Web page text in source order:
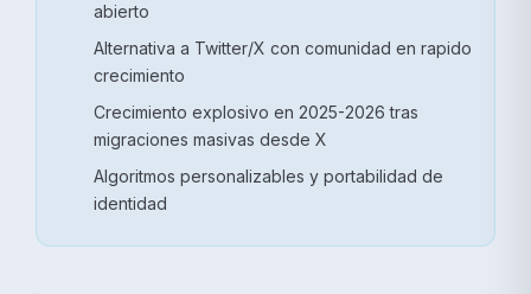
abierto
Alternativa a Twitter/X con comunidad en rapido
crecimiento
Crecimiento explosivo en 2025-2026 tras
migraciones masivas desde X
Algoritmos personalizables y portabilidad de
identidad